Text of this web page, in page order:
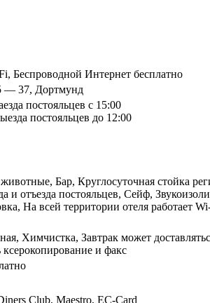
Беспроводной Интернет бесплатно
— 37, Дортмунд
постояльцев с 15:00
постояльцев до 12:00
Бар, Круглосуточная стойка
и отъезда постояльцев, Сейф,
На всей территории отеля работает
Химчистка, Завтрак может
и факс
Club, Maestro, EC-Card